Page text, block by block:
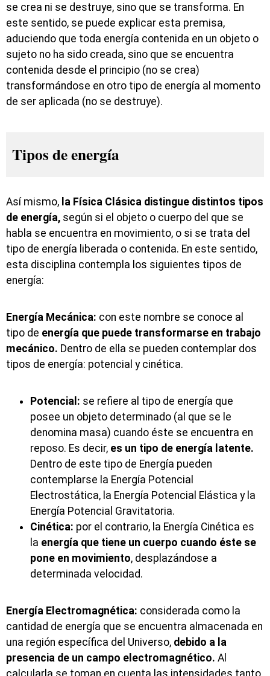
se crea ni se destruye, sino que se transforma. En
este sentido, se puede explicar esta premisa,
aduciendo que toda energía contenida en un objeto o
sujeto no ha sido creada, sino que se encuentra
contenida desde el principio (no se crea)
transformándose en otro tipo de energía al momento
de ser aplicada (no se destruye).
Tipos de energía
Así mismo, la Física Clásica distingue distintos tipos
de energía, según si el objeto o cuerpo del que se
habla se encuentra en movimiento, o si se trata del
tipo de energía liberada o contenida. En este sentido,
esta disciplina contempla los siguientes tipos de
energía:
Energía Mecánica: con este nombre se conoce al
tipo de energía que puede transformarse en trabajo
mecánico. Dentro de ella se pueden contemplar dos
tipos de energía: potencial y cinética.
Potencial: se refiere al tipo de energía que
posee un objeto determinado (al que se le
denomina masa) cuando éste se encuentra en
reposo. Es decir, es un tipo de energía latente.
Dentro de este tipo de Energía pueden
contemplarse la Energía Potencial
Electrostática, la Energía Potencial Elástica y la
Energía Potencial Gravitatoria.
Cinética: por el contrario, la Energía Cinética es
la energía que tiene un cuerpo cuando éste se
pone en movimiento, desplazándose a
determinada velocidad.
Energía Electromagnética: considerada como la
cantidad de energía que se encuentra almacenada en
una región específica del Universo, debido a la
presencia de un campo electromagnético. Al